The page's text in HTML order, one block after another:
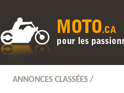
ANNONCES CLASSÉES /